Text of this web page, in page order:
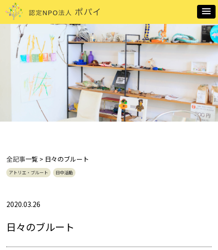
全記事一覧 > 日々のブルート
アトリエ・ブルート 日中活動
2020.03.26
日々のブルート